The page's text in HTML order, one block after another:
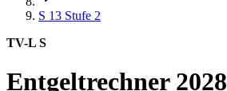
S 13 Stufe 2
TV-L S
Entgeltrechner 2028